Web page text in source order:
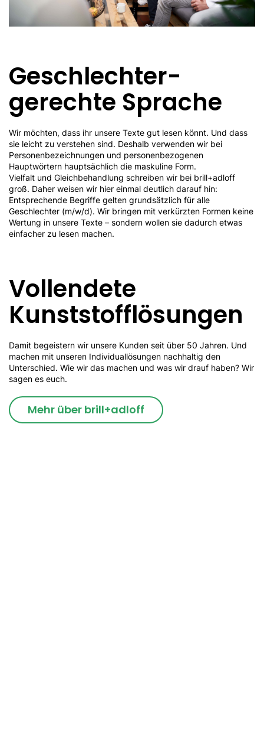
Geschlechter­
gerechte Sprache
Wir möchten, dass ihr unsere Texte gut lesen könnt. Und dass
sie leicht zu verstehen sind. Deshalb verwenden wir bei
Personenbezeichnungen und personenbezogenen
Hauptwörtern hauptsächlich die maskuline Form.
Vielfalt und Gleichbehandlung schreiben wir bei brill+adloff
groß. Daher weisen wir hier einmal deutlich darauf hin:
Entsprechende Begriffe gelten grundsätzlich für alle
Geschlechter (m/w/d). Wir bringen mit verkürzten Formen keine
Wertung in unsere Texte – sondern wollen sie dadurch etwas
einfacher zu lesen machen.
Vollendete
Kunststoff­lösungen
Damit begeistern wir unsere Kunden seit über 50 Jahren. Und
machen mit unseren Individuallösungen nachhaltig den
Unterschied. Wie wir das machen und was wir drauf haben? Wir
sagen es euch.
Mehr über brill+adloff